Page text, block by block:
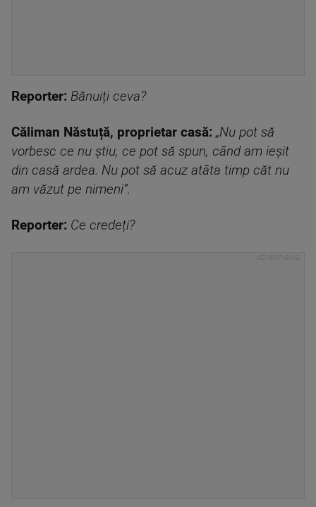
Reporter: Bănuiți ceva?
Căliman Năstuță, proprietar casă: „Nu pot să
vorbesc ce nu știu, ce pot să spun, când am ieșit
din casă ardea. Nu pot să acuz atâta timp căt nu
am văzut pe nimeni”.
Reporter: Ce credeți?